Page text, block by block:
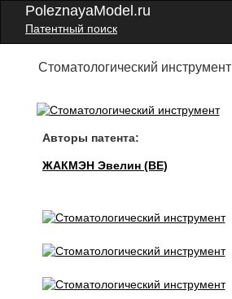
PoleznayaModel.ru
Патентный поиск
Стоматологический инструмент
Авторы патента:
ЖАКМЭН Эвелин (BE)